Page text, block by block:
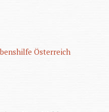
Österreich